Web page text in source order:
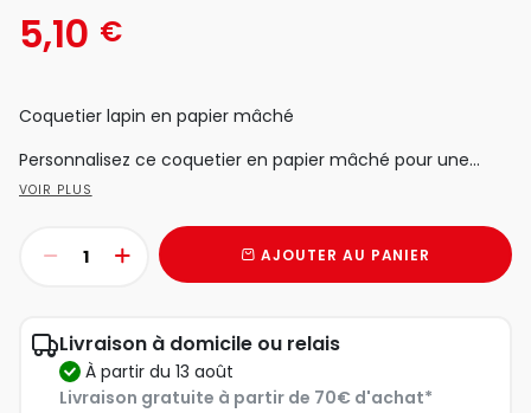
5,10 €
Coquetier lapin en papier mâché
Personnalisez ce coquetier en papier mâché pour une...
VOIR PLUS
AJOUTER AU PANIER
Livraison à domicile ou relais
à partir du 13 août
Livraison gratuite à partir de 70€ d'achat*